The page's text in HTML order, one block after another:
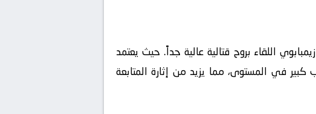
زيمبابوياللقاء بروح قتالية عالية جداً. حيث يعتمد
في المستوى، مما يزيد من إثارة المتابعة